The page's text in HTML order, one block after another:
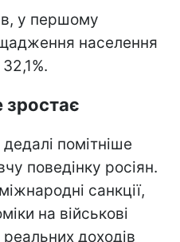
у першому
населення
зростає
помітніше
поведінку росіян.
санкції,
на військові
доходів